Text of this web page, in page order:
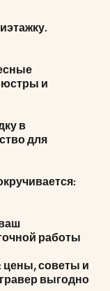
и
в
для
работы
цены, советы и
выгодно